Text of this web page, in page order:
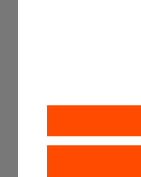
entraîné via
que la